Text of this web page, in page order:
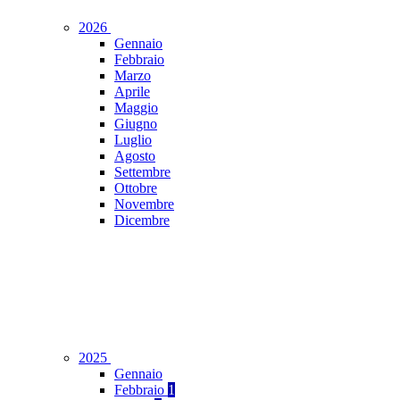
2026
Gennaio
Febbraio
Marzo
Aprile
Maggio
Giugno
Luglio
Agosto
Settembre
Ottobre
Novembre
Dicembre
2025
Gennaio
Febbraio 1